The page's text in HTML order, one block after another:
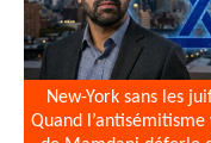
New-York sans les
Quand l’antisémitisme